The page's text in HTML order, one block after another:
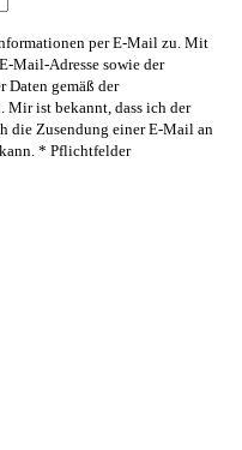
per E-Mail zu. Mit
Mail-Adresse sowie der
Daten gemäß der
Mir ist bekannt, dass ich der
die Zusendung einer E-Mail an
* Pflichtfelder